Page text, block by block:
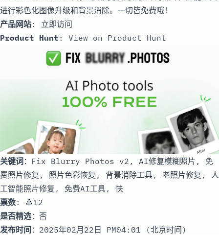
进行彩色化图像升级和背景消除。一切皆免费哦！
产品网站: 立即访问
Product Hunt : View on Product Hunt
关键词：Fix Blurry Photos v2, AI修复模糊照片, 免
费照片修复, 照片色彩恢复, 背景消除工具, 老照片修复, 人
工智能照片修复, 免费AI工具, 快
票数: 🔺12
是否精选：否
发布时间 ：2025年02月22日 PM04:01 (北京时间)